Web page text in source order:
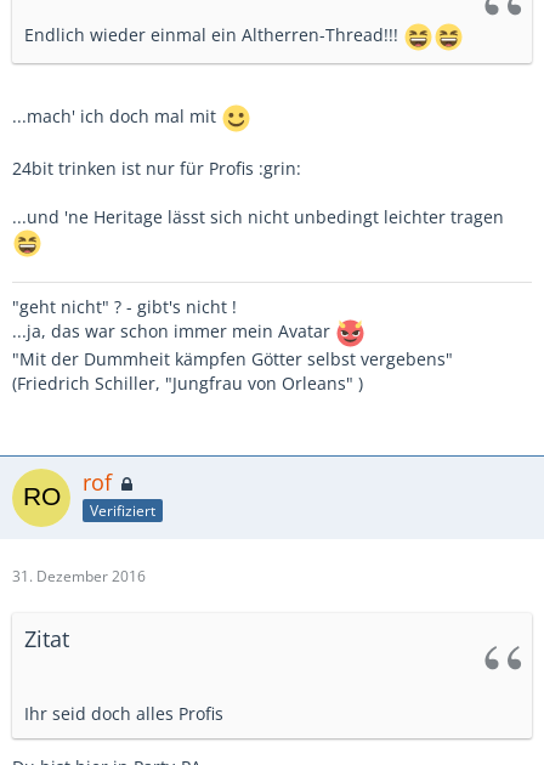
Endlich wieder einmal ein Altherren-Thread!!!
...mach' ich doch mal mit
24bit trinken ist nur für Profis :grin:
...und 'ne Heritage lässt sich nicht unbedingt leichter tragen
"geht nicht" ? - gibt's nicht !
...ja, das war schon immer mein Avatar
"Mit der Dummheit kämpfen Götter selbst vergebens"
(Friedrich Schiller, "Jungfrau von Orleans" )
rof
Verifiziert
31. Dezember 2016
Zitat
Ihr seid doch alles Profis